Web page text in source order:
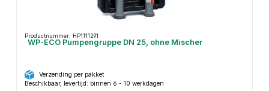
Productnummer: HP1111291
WP-ECO Pumpengruppe DN 25, ohne Mischer
Verzending per pakket
Beschikbaar, levertijd: binnen 6 - 10 werkdagen